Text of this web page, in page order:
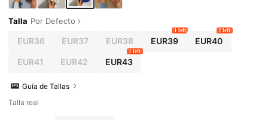
Talla Por Defecto
EUR36 EUR37 EUR38 EUR39
1 left
EUR40
2 left
EUR41 EUR42 EUR43
1 left
Guía de Tallas
Talla real